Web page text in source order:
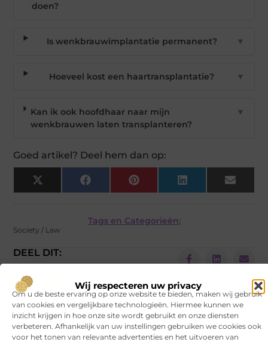
Wij respecteren uw privacy
Om u de beste ervaring op onze website te bieden, maken wij gebruik
van cookies en vergelijkbare technologieën. Hiermee kunnen we
inzicht krijgen in hoe onze site wordt gebruikt en onze diensten
verbeteren. Afhankelijk van uw instellingen gebruiken we cookies ook
voor het tonen van relevante advertenties en het uitvoeren van
doen?
Is wenkbrauwimplantatie permanent? ▼
Hoeveel kost een haartransplantatie? ▼
Kan ik ook hoofdhaar naar mijn
wenkbrauwen laten transplanteren?
▼
Goed artikel? Deel hem dan op:
X
(Twitter)
Facebook Pinterest LinkedIn Email
Tags en Categorieën:
Society / Law
DEEL DIT:
Begin vandaag nog
met bloggen opVNSU
Stuur ons een bericht